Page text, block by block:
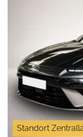
Standort